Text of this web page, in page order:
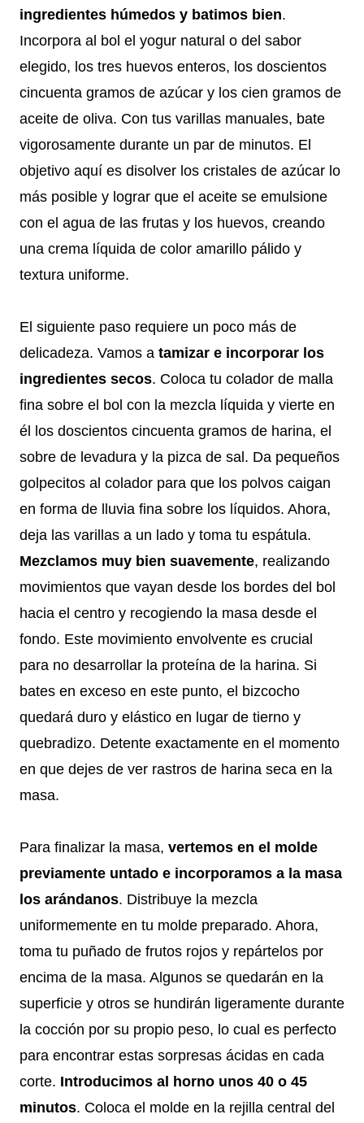
ingredientes húmedos y batimos bien.
Incorpora al bol el yogur natural o del sabor
elegido, los tres huevos enteros, los doscientos
cincuenta gramos de azúcar y los cien gramos de
aceite de oliva. Con tus varillas manuales, bate
vigorosamente durante un par de minutos. El
objetivo aquí es disolver los cristales de azúcar lo
más posible y lograr que el aceite se emulsione
con el agua de las frutas y los huevos, creando
una crema líquida de color amarillo pálido y
textura uniforme.
El siguiente paso requiere un poco más de
delicadeza. Vamos a tamizar e incorporar los
ingredientes secos. Coloca tu colador de malla
fina sobre el bol con la mezcla líquida y vierte en
él los doscientos cincuenta gramos de harina, el
sobre de levadura y la pizca de sal. Da pequeños
golpecitos al colador para que los polvos caigan
en forma de lluvia fina sobre los líquidos. Ahora,
deja las varillas a un lado y toma tu espátula.
Mezclamos muy bien suavemente, realizando
movimientos que vayan desde los bordes del bol
hacia el centro y recogiendo la masa desde el
fondo. Este movimiento envolvente es crucial
para no desarrollar la proteína de la harina. Si
bates en exceso en este punto, el bizcocho
quedará duro y elástico en lugar de tierno y
quebradizo. Detente exactamente en el momento
en que dejes de ver rastros de harina seca en la
masa.
Para finalizar la masa, vertemos en el molde
previamente untado e incorporamos a la masa
los arándanos. Distribuye la mezcla
uniformemente en tu molde preparado. Ahora,
toma tu puñado de frutos rojos y repártelos por
encima de la masa. Algunos se quedarán en la
superficie y otros se hundirán ligeramente durante
la cocción por su propio peso, lo cual es perfecto
para encontrar estas sorpresas ácidas en cada
corte. Introducimos al horno unos 40 o 45
minutos. Coloca el molde en la rejilla central del